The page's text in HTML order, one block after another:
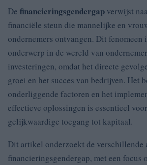
De financieringsgendergap verwijst
financiële steun die mannelijke en
ondernemers ontvangen. Dit fenomeen
onderwerp in de wereld van
investeringen, omdat het directe
groei en het succes van bedrijven. Het
onderliggende factoren en het
effectieve oplossingen is essentieel
gelijkwaardige toegang tot kapitaal.
Dit artikel onderzoekt de verschillende
financieringsgendergap, met een focus